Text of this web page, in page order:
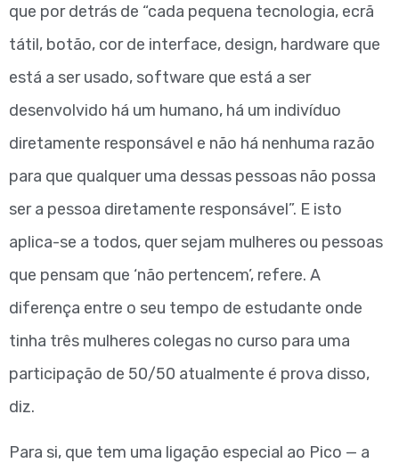
que por detrás de “cada pequena tecnologia, ecrã
tátil, botão, cor de interface, design, hardware que
está a ser usado, software que está a ser
desenvolvido há um humano, há um indivíduo
diretamente responsável e não há nenhuma razão
para que qualquer uma dessas pessoas não possa
ser a pessoa diretamente responsável”. E isto
aplica-se a todos, quer sejam mulheres ou pessoas
que pensam que ‘não pertencem’, refere. A
diferença entre o seu tempo de estudante onde
tinha três mulheres colegas no curso para uma
participação de 50/50 atualmente é prova disso,
diz.
Para si, que tem uma ligação especial ao Pico — a